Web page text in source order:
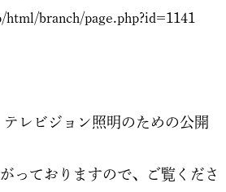
branch/page.php?id=1141
レビジョン照明のための公開
っておりますので、ご覧くださ